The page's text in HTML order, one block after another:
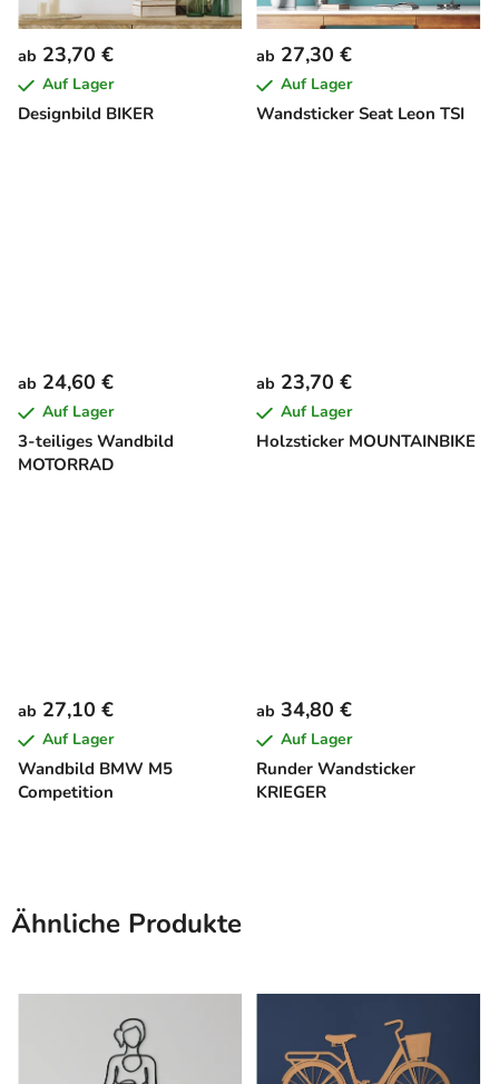
Designbild BIKER
ab 23,70 €
Auf Lager
Wandsticker Seat Leon TSI
ab 27,30 €
Auf Lager
3-teiliges Wandbild
MOTORRAD
ab 24,60 €
Auf Lager
Holzsticker MOUNTAINBIKE
ab 23,70 €
Auf Lager
Wandbild BMW M5
Competition
ab 27,10 €
Auf Lager
Runder Wandsticker
KRIEGER
ab 34,80 €
Auf Lager
Ähnliche Produkte